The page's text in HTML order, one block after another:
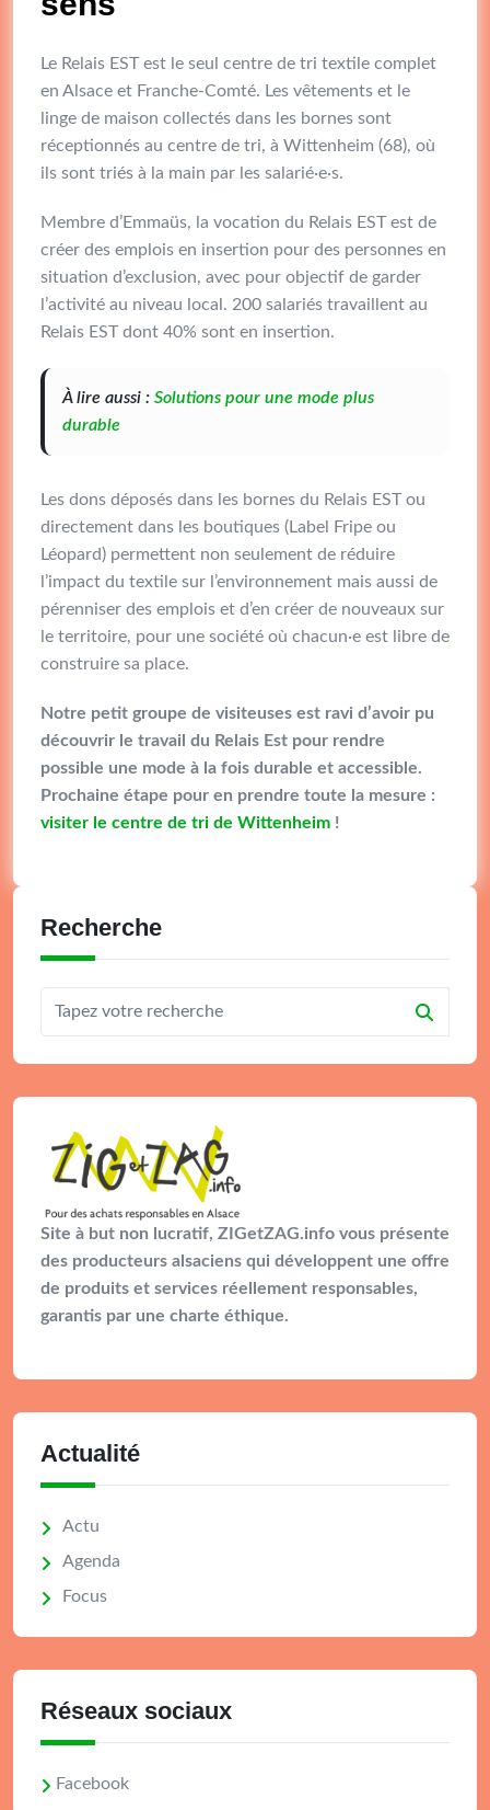
Le Relais EST est le seul centre de tri textile complet
en Alsace et Franche-Comté. Les vêtements et le
linge de maison collectés dans les bornes sont
réceptionnés au centre de tri, à Wittenheim (68), où
ils sont triés à la main par les salarié·e·s.
Membre d’Emmaüs, la vocation du Relais EST est de
créer des emplois en insertion pour des personnes en
situation d’exclusion, avec pour objectif de garder
l’activité au niveau local. 200 salariés travaillent au
Relais EST dont 40% sont en insertion.
À lire aussi : Solutions pour une mode plus
durable
Les dons déposés dans les bornes du Relais EST ou
directement dans les boutiques (Label Fripe ou
Léopard) permettent non seulement de réduire
l’impact du textile sur l’environnement mais aussi de
pérenniser des emplois et d’en créer de nouveaux sur
le territoire, pour une société où chacun·e est libre de
construire sa place.
Notre petit groupe de visiteuses est ravi d’avoir pu
découvrir le travail du Relais Est pour rendre
possible une mode à la fois durable et accessible.
Prochaine étape pour en prendre toute la mesure :
visiter le centre de tri de Wittenheim !
Recherche
Site à but non lucratif, ZIGetZAG.info vous présente
des producteurs alsaciens qui développent une offre
de produits et services réellement responsables,
garantis par une charte éthique.
Actualité
Actu
Agenda
Focus
Réseaux sociaux
Facebook